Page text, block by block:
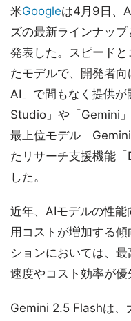
米Googleは4月9日、
ズの最新ラインナッ
発表した。スピード
たモデルで、開発者
AI」で間もなく提供
Studio」や「Gemini
最上位モデル「
たリサーチ支援機能
した。
近年、AIモデルの性
用コストが増加する
ションにおいては、
速度やコスト効率が優
Gemini 2.5 Flashは、